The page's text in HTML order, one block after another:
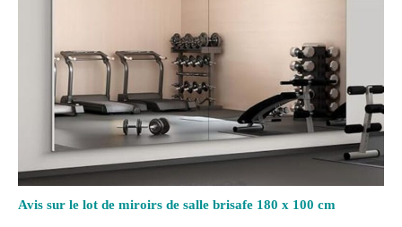
Avis sur le lot de miroirs de salle brisafe 180 x 100 cm